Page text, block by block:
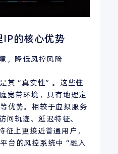
的核心优势
，降低风控风险
其“真实性”。这些住
宽带环境，具有地理定
优势。相较于虚拟服务
问轨迹、延迟特征、
征上更接近普通用户，
台的风控系统中“融入